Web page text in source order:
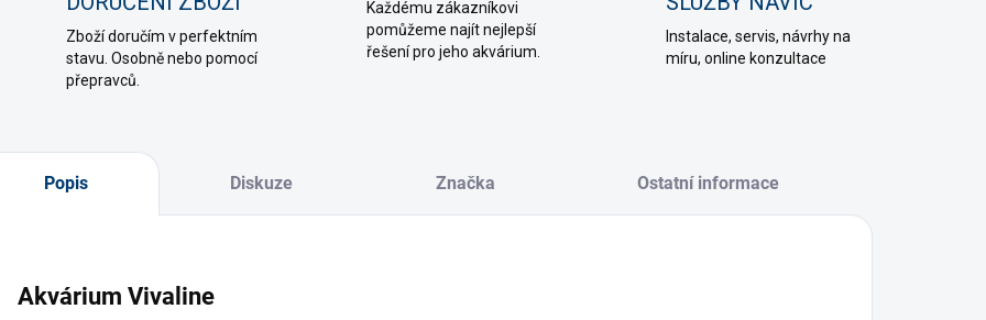
Zboží doručím v perfektním
stavu. Osobně nebo pomocí
přepravců.
Každému zákazníkovi
pomůžeme najít nejlepší
řešení pro jeho akvárium.
Instalace, servis, návrhy na
míru, online konzultace
Popis Diskuze Značka Ostatní informace
Akvárium Vivaline